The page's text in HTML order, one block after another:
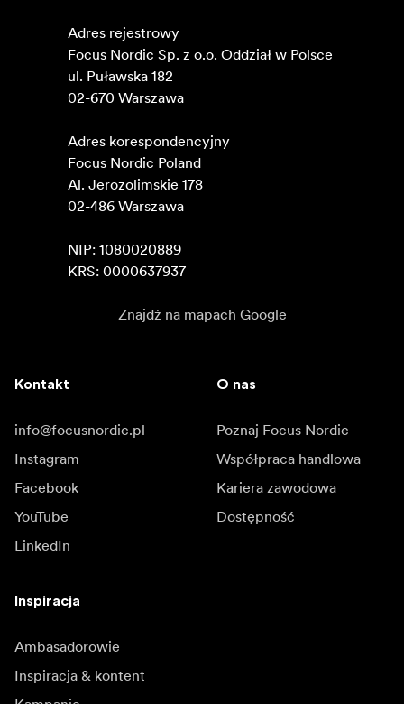
Adres rejestrowy
Focus Nordic Sp. z o.o. Oddział w Polsce
ul. Puławska 182
02-670 Warszawa
Adres korespondencyjny
Focus Nordic Poland
Al. Jerozolimskie 178
02-486 Warszawa
NIP: 1080020889
KRS: 0000637937
Znajdź na mapach Google
Kontakt
info@focusnordic.pl
Instagram
Facebook
YouTube
LinkedIn
O nas
Poznaj Focus Nordic
Współpraca handlowa
Kariera zawodowa
Dostępność
Inspiracja
Ambasadorowie
Inspiracja & kontent